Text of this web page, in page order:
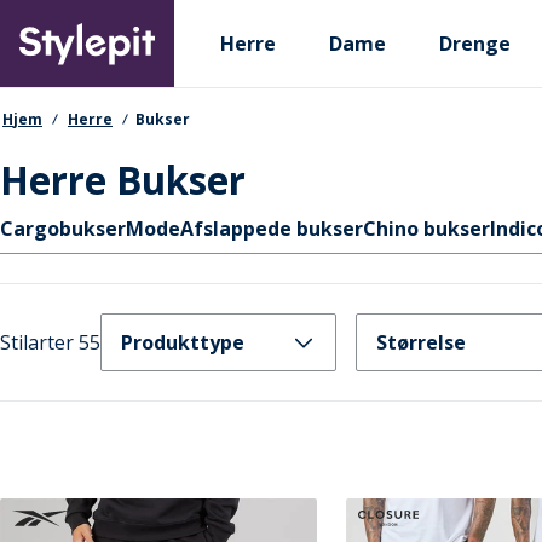
main
content
Primary departments
Herre Dame Drenge
navigationssti
Hjem Herre Bukser
Herre Bukser
Hurtige links
CargobukserModeAfslappede bukserChino bukser
Stilarter 55 Produkttype Størrelse